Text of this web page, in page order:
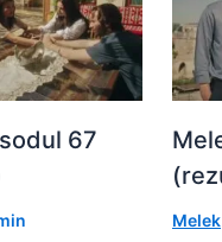
67
Melek